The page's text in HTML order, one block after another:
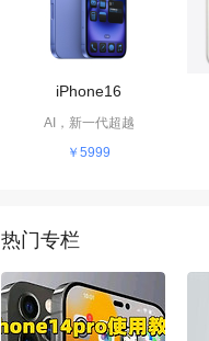
iPhone16
AI，新一代超越
￥5999
热门专栏